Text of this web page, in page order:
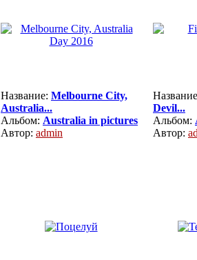
Название: Melbourne City,
Australia...
Альбом: Australia in pictures
Автор: admin
Devil...
Альбом:
Автор: